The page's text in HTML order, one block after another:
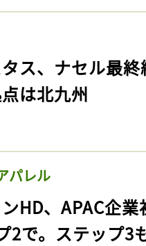
タス、ナセル最
は北九州
パレル
ンHD、APAC企
2で。ステップ3